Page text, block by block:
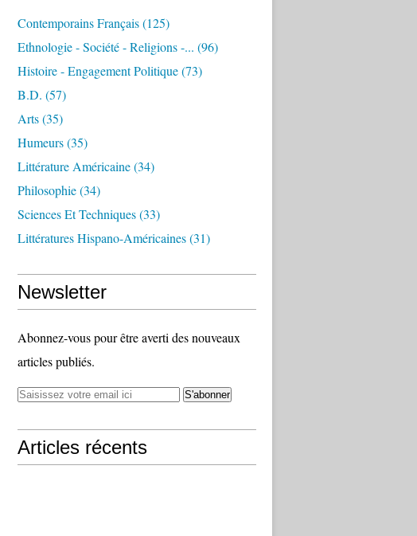
Contemporains Français(125)
Ethnologie - Société - Religions -... (96)
Histoire - Engagement Politique(73)
B.d. (57)
Arts(35)
Humeurs(35)
Littérature Américaine(34)
Philosophie(34)
Sciences Et Techniques(33)
Littératures Hispano-Américaines(31)
Newsletter
Abonnez-vous pour être averti des nouveaux
articles publiés.
Articles récents